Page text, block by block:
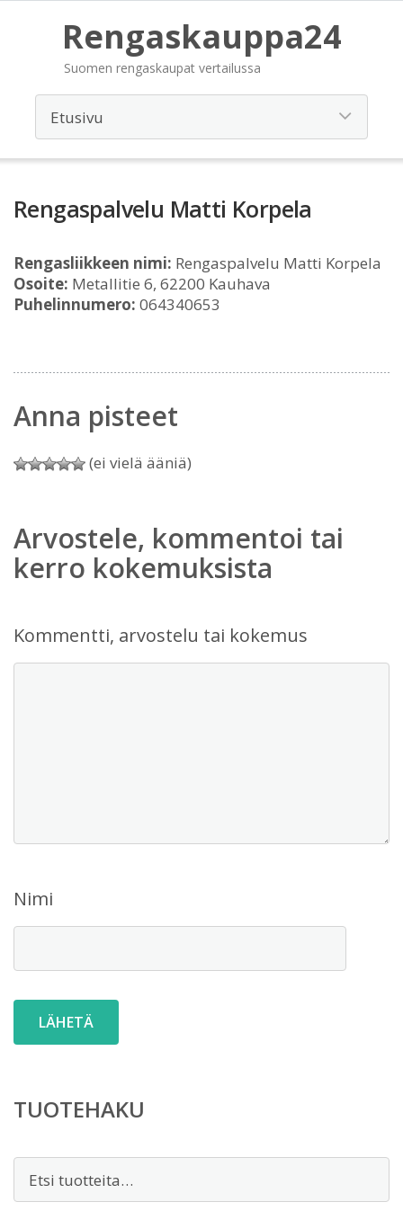
Rengaskauppa24
Suomen rengaskaupat vertailussa
Rengaspalvelu Matti Korpela
Rengasliikkeen nimi: Rengaspalvelu Matti Korpela
Osoite: Metallitie 6, 62200 Kauhava
Puhelinnumero: 064340653
Anna pisteet
(ei vielä ääniä)
Arvostele, kommentoi tai
kerro kokemuksista
Kommentti, arvostelu tai kokemus
Nimi
TUOTEHAKU